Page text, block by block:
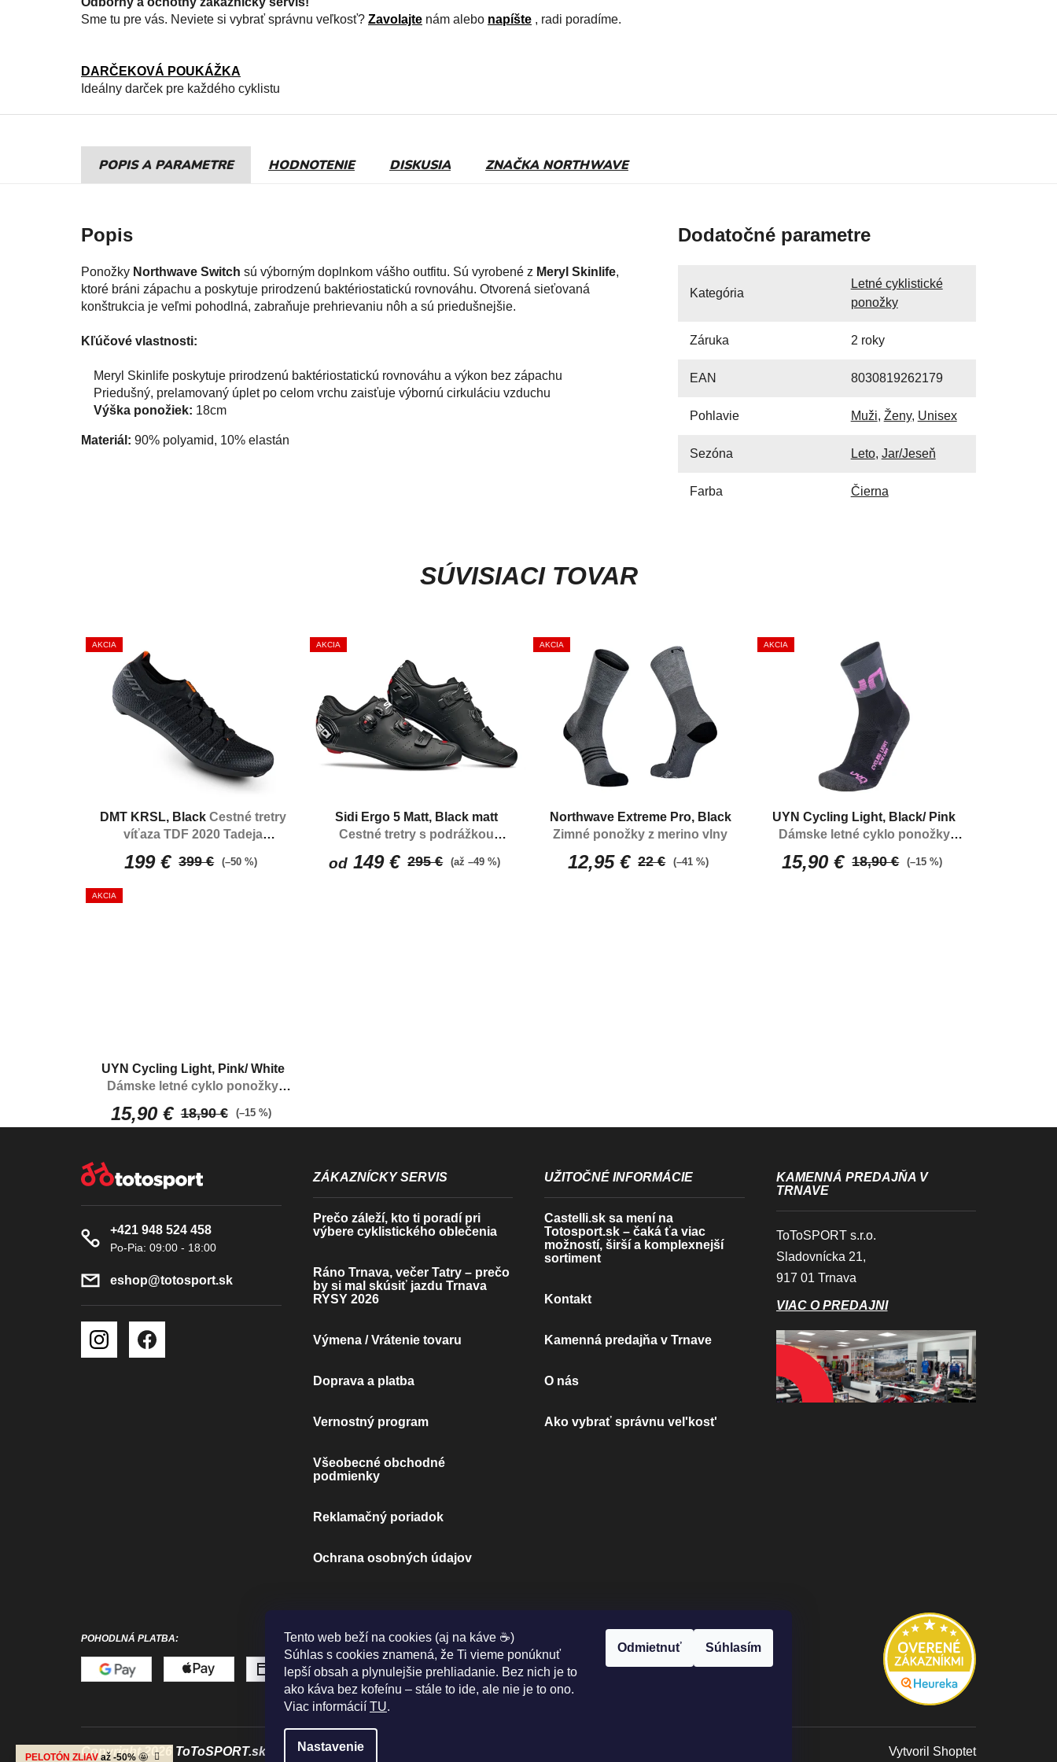
Tento web beží na cookies (aj na káve ☕)
Súhlas s cookies znamená, že Ti vieme ponúknuť
lepší obsah a plynulejšie prehliadanie. Bez nich je to
ako káva bez kofeínu – stále to ide, ale nie je to ono.
Viac informácií TU.
Nastavenie
Odmietnuť Súhlasím
PELOTÓN ZLIAV až -50% 🤩
Sme tu pre vás. Neviete si vybrať správnu veľkosť? Zavolajte nám alebo napíšte , radi poradíme.
DARČEKOVÁ POUKÁŽKA
Ideálny darček pre každého cyklistu
POPIS HODNOTENIE DISKUSIA ZNAČKANORTHWAVE
Ponožky Northwave Switch sú výborným doplnkom vášho outfitu. Sú vyrobené z Meryl Skinlife,
ktoré bráni zápachu a poskytuje prirodzenú baktériostatickú rovnováhu. Otvorená sieťovaná
konštrukcia je veľmi pohodlná, zabraňuje prehrievaniu nôh a sú priedušnejšie.
Kľúčové vlastnosti:
Meryl Skinlife poskytuje prirodzenú baktériostatickú rovnováhu a výkon bez zápachu
Priedušný, prelamovaný úplet po celom vrchu zaisťuje výbornú cirkuláciu vzduchu
Výška ponožiek: 18cm
Materiál: 90% polyamid, 10% elastán
Dodatočné parametre
Kategória
Letné cyklistické
ponožky
Záruka 2 roky
EAN 8030819262179
Pohlavie Muži, Ženy, Unisex
Sezóna Leto, Jar/Jeseň
Farba Čierna
SÚVISIACI TOVAR
AKCIA
DMT KRSL, Black Cestné tretry
víťaza TDF 2020 Tadeja
199 € 399 € (–50 %)
AKCIA
Sidi Ergo 5 Matt, Black matt
Cestné tretry s podrážkou
od 149 € 295 € (až –49 %)
AKCIA
Northwave Extreme Pro, Black
Zimné ponožky z merino vlny
12,95 € 22 € (–41 %)
AKCIA
UYN Cycling Light, Black/ Pink
Dámske letné cyklo ponožky
15,90 € 18,90 € (–15 %)
AKCIA
UYN Cycling Light, Pink/ White
Dámske letné cyklo ponožky
15,90 € 18,90 € (–15 %)
eshop@totosport.sk
+421 948 524 458
ZÁKAZNÍCKY SERVIS
Prečo záleží, kto ti poradí pri
výbere cyklistického oblečenia
Ráno Trnava, večer Tatry – prečo
by si mal skúsiť jazdu Trnava
RYSY 2026
Výmena / Vrátenie tovaru
Doprava a platba
Vernostný program
Všeobecné obchodné
podmienky
Reklamačný poriadok
Ochrana osobných údajov
UŽITOČNÉ INFORMÁCIE
Castelli.sk sa mení na
Totosport.sk – čaká ťa viac
možností, širší a komplexnejší
sortiment
Kontakt
Kamenná predajňa v Trnave
O nás
Ako vybrať správnu vel'kost'
KAMENNÁ PREDAJŇA V
TRNAVE
ToToSPORT s.r.o.
Sladovnícka 21,
917 01 Trnava
VIAC O PREDAJNI
POHODLNÁ PLATBA:
Vytvoril Shoptet
Copyright 2026 ToToSPORT.sk . Všetky práva vyhradené.